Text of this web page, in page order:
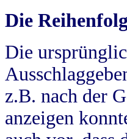
Die
Die
z.B. nach der
anzeigen